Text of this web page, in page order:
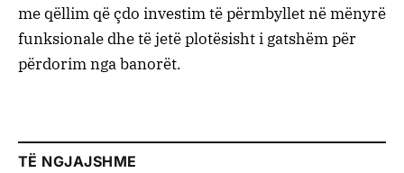
me qëllim që çdo investim të përmbyllet në mënyrë
funksionale dhe të jetë plotësisht i gatshëm për
përdorim nga banorët.
TË NGJAJSHME